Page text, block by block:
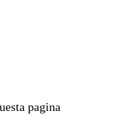
pagina